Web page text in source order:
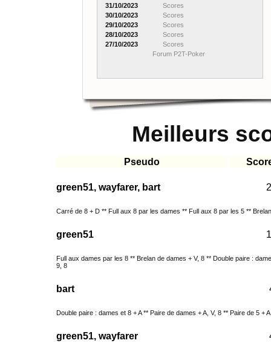
31/10/2023
Scores
30/10/2023
Scores
29/10/2023
Scores
28/10/2023
Scores
27/10/2023
Scores
Forum P2T-Poker
Meilleurs
Pseudo
green51, wayfarer, bart
Carré de 8 + D ** Full aux 8 par les dames ** Full aux 8 par les 5 **
green51
Full aux dames par les 8 ** Brelan de dames + V, 8 ** Double paire :
9, 8
bart
Double paire : dames et 8 + A ** Paire de dames + A, V, 8 ** Paire de 5
green51, wayfarer